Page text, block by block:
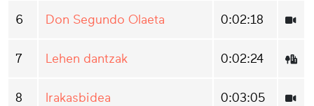
6 Don Segundo Olaeta 0:02:18
7 Lehen dantzak 0:02:24
8 Irakasbidea 0:03:05